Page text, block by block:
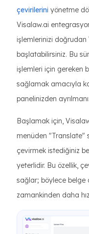
çevirilerini yönetme
Visalaw.ai
işlemlerinizi doğrudan
başlatabilirsiniz. Bu
işlemleri için gereken
sağlamak amacıyla
panelinizden
Başlamak için,
menüden "Translate"
çevirmek istediğiniz
yeterlidir. Bu özellik,
sağlar; böylece belge
zamankinden daha